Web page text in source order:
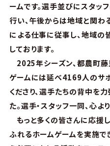
ームです。選手並びにスタッ
行い、午後からは地域と関わ
による仕事に従事し、地域の
しております。
2025年シーズン、都農町
ゲームには延べ4169人のサ
くださり、選手たちの背中を
た。選手・スタッフ一同、心よ
もっと多くの皆さんに応援
ふれるホームゲームを実施で